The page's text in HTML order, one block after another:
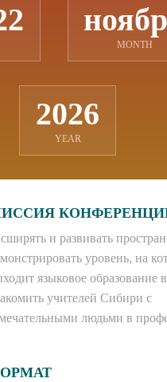
MONTH
2026
YEAR
и развивать
уровень, на
языковое образование
учителей Сибири с
людьми в